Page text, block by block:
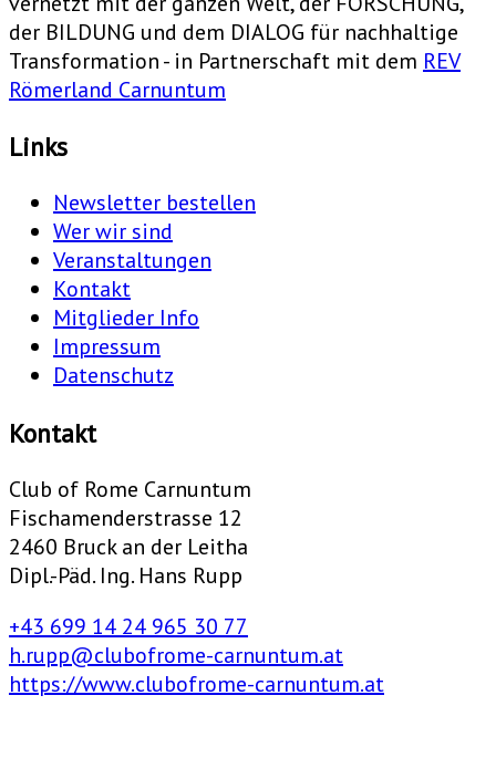
der BILDUNG und dem DIALOG für nachhaltige
Transformation - in Partnerschaft mit dem REV
Römerland Carnuntum
Links
Newsletter bestellen
Wer wir sind
Veranstaltungen
Kontakt
Mitglieder Info
Impressum
Datenschutz
Kontakt
Club of Rome Carnuntum
Fischamenderstrasse 12
2460 Bruck an der Leitha
Dipl.-Päd. Ing. Hans Rupp
+43 699 14 24 965 30 77
h.rupp@clubofrome-carnuntum.at
https://www.clubofrome-carnuntum.at